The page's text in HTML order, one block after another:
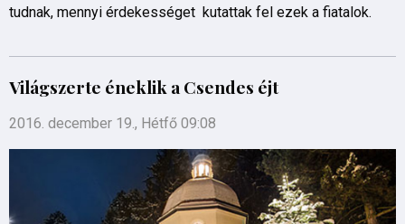
tudnak, mennyi érdekességet kutattak fel ezek a fiatalok.
Világszerte éneklik a Csendes éjt
2016. december 19., Hétfő 09:08